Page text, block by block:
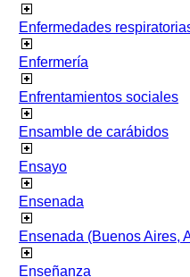
Enfermedades
Enfermería
Enfrentamientos sociales
Ensamble de carábidos
Ensayo
Ensenada
Ensenada (Buenos Aires,
Enseñanza